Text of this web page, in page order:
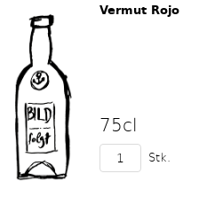
Vermut Rojo
75cl
Stk.